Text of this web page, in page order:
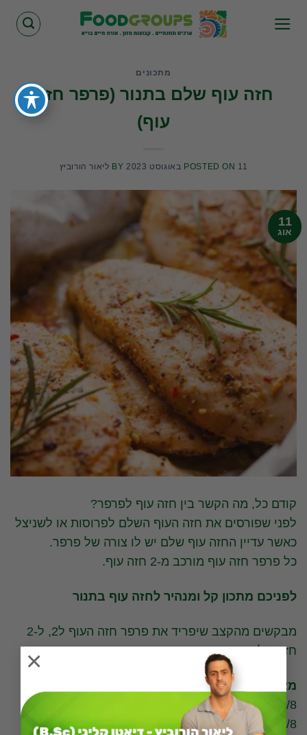
×
מתכונים
חזה עוף שלם בתנור (פרפר חזה
עוף)
POSTED ON 11 באוגוסט 2023 BY ליאור הורוביץ
11
אוג
קודם כל, מה הקשר בין חזה עוף לפרפר?
לפני שפורסים את חזה העוף השלם לפרוסות או לשניצל
כאשר עדיין החזה עוף שלם יש לו צורה של פרפר.
כל פרפר חזה עוף מורכב מ-2 חזה עוף.
לפניכם מתכון קל ומנהיר לחזה עוף בתנור
מבקשים מהקצב שיפריד את פרפר חזה העוף ל2, ל-2
חזה של עוף.
מצרכים:
1/8 כפית פפריקה
1/8 כפית פלפל שחור